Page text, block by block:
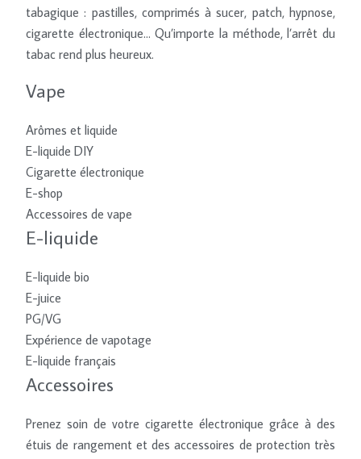
tabagique : pastilles, comprimés à sucer, patch, hypnose,
cigarette électronique… Qu’importe la méthode, l’arrêt du
tabac rend plus heureux.
Vape
Arômes et liquide
E-liquide DIY
Cigarette électronique
E-shop
Accessoires de vape
E-liquide
E-liquide bio
E-juice
PG/VG
Expérience de vapotage
E-liquide français
Accessoires
Prenez soin de votre cigarette électronique grâce à des
étuis de rangement et des accessoires de protection très